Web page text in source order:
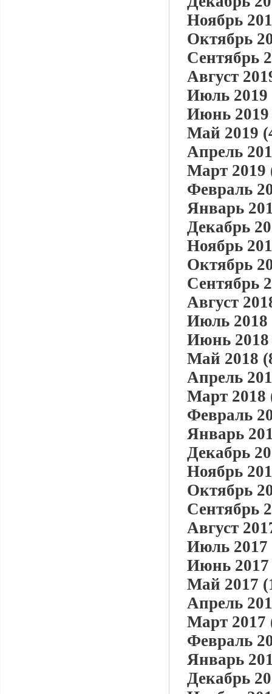
Ноябрь
Октябрь
Сентябрь
Август
Июль 2019
Июнь 2019
Май 2019
Апрель
Март 2019
Февраль
Январь
Декабрь
Ноябрь
Октябрь
Сентябрь
Август
Июль 2018
Июнь 2018
Май 2018
Апрель
Март 2018
Февраль
Январь
Декабрь
Ноябрь
Октябрь
Сентябрь
Август
Июль 2017
Июнь 2017
Май 2017
Апрель
Март 2017
Февраль
Январь
Декабрь